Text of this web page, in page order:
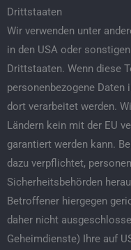
Drittstaaten
Wir verwenden unter
in den USA oder
Drittstaaten. Wenn diese
personenbezogene Daten
dort verarbeitet werden.
Ländern kein mit der EU
garantiert werden kann.
dazu verpflichtet,
Sicherheitsbehörden
Betroffener hiergegen
daher nicht
Geheimdienste) Ihre auf